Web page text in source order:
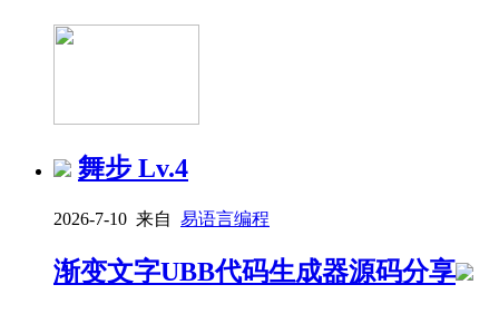
舞步 Lv.4
2026-7-10 来自 易语言编程
渐变文字UBB代码生成器源码分享